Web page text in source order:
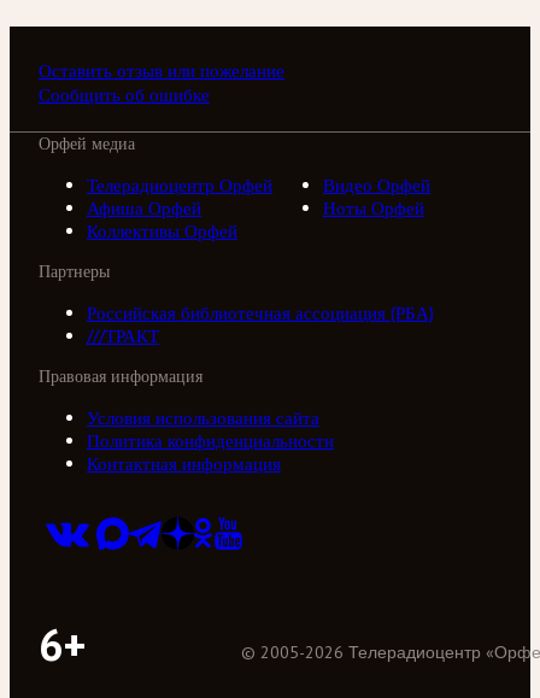
Оставить отзыв или пожелание
Сообщить об ошибке
Орфей медиа
Телерадиоцентр Орфей
Видео Орфей
Афиша Орфей
Ноты Орфей
Коллективы Орфей
Партнеры
Российская библиотечная ассоциация (РБА)
///ТРАКТ
Правовая информация
Условия использования сайта
Политика конфиденциальности
Контактная информация
6+ © 2005-2026 Телерадиоцентр